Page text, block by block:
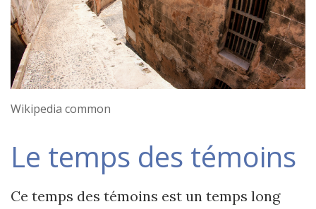
Wikipedia common
Le temps des témoins
Ce temps des témoins est un temps long